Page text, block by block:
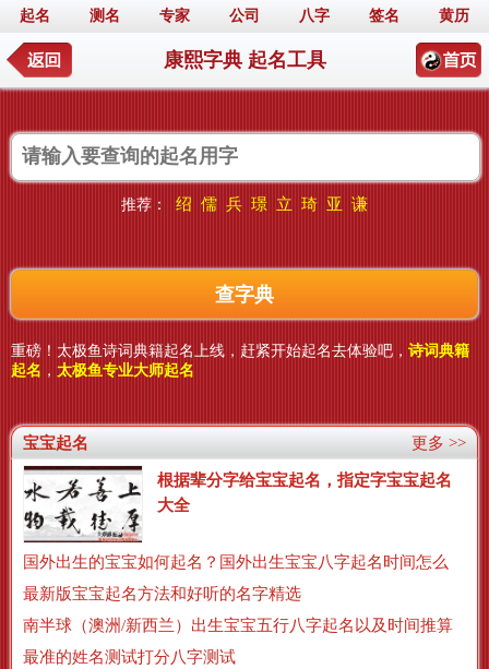
起名 测名 专家 公司 八字 签名 黄历
康熙字典 起名工具
推荐： 绍 儒 兵 璟 立 琦 亚 谦
重磅！太极鱼诗词典籍起名上线，赶紧开始起名去体验吧， 诗词典籍
起名 ， 太极鱼专业大师起名
更多 >>
宝宝起名
根据辈分字给宝宝起名，指定字宝宝起名
大全
最新版宝宝起名方法和好听的名字精选
南半球（澳洲/新西兰）出生宝宝五行八字起名以及时间推算
最准的姓名测试打分八字测试